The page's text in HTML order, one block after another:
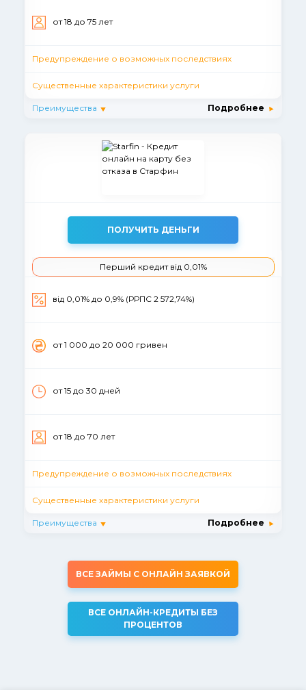
от 18 до 75 лет
Предупреждение о возможных последствиях
Существенные характеристики услуги
Преимущества Подробнее
ПОЛУЧИТЬ ДЕНЬГИ
Перший кредит від 0,01%
вiд 0,01% до 0,9% (РРПС 2 572,74%)
от 1 000 до 20 000 гривен
от 15 до 30 дней
от 18 до 70 лет
Предупреждение о возможных последствиях
Существенные характеристики услуги
Преимущества Подробнее
ВСЕ ЗАЙМЫ С ОНЛАЙН ЗАЯВКОЙ
ВСЕ ОНЛАЙН-КРЕДИТЫ БЕЗ
ПРОЦЕНТОВ